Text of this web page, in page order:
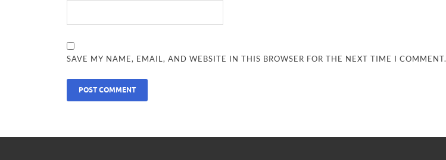
SAVE MY NAME, EMAIL, AND WEBSITE IN THIS BROWSER FOR THE NEXT TIME I COMMENT.